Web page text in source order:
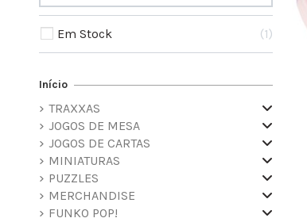
Em Stock 1
Início
TRAXXAS
JOGOS DE MESA
JOGOS DE CARTAS
MINIATURAS
PUZZLES
MERCHANDISE
FUNKO POP!